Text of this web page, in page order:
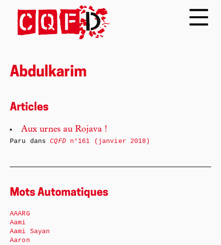
Abdulkarim
Articles
Aux urnes au Rojava !
Paru dansCQFDn°161 (janvier 2018)
Mots Automatiques
AAARG
Aami
Aami Sayan
Aaron